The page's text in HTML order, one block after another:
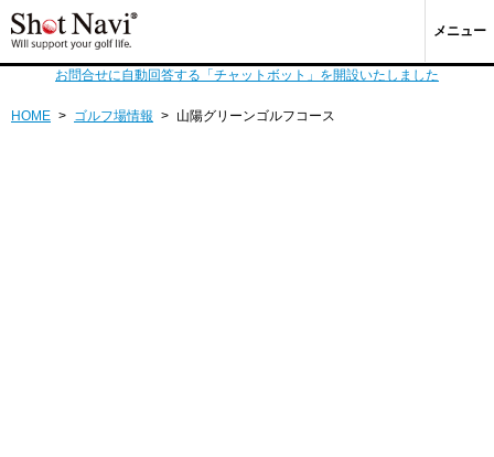
メニュー
お問合せに自動回答する「チャットボット」を開設いたしました
HOME > ゴルフ場情報 > 山陽グリーンゴルフコース